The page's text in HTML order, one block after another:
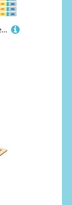
Zahlen Prüfer Brettspiel, Zahlen Mathe Spiel Tierspiel Dame Set, Lernspielzeug Für Vorschule Familienfeiern Kindergarten Mädchen Klassenzimmer